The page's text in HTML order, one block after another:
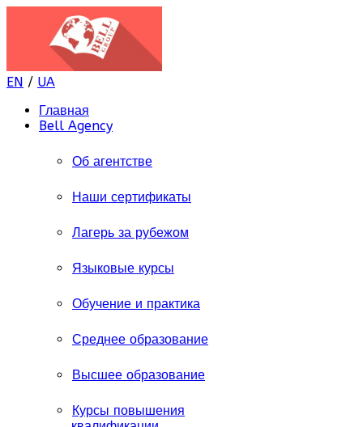
EN / UA
Главная
Bell Agency
Об агентстве
Наши сертификаты
Лагерь за рубежом
Языковые курсы
Обучение и практика
Среднее образование
Высшее образование
Курсы повышения